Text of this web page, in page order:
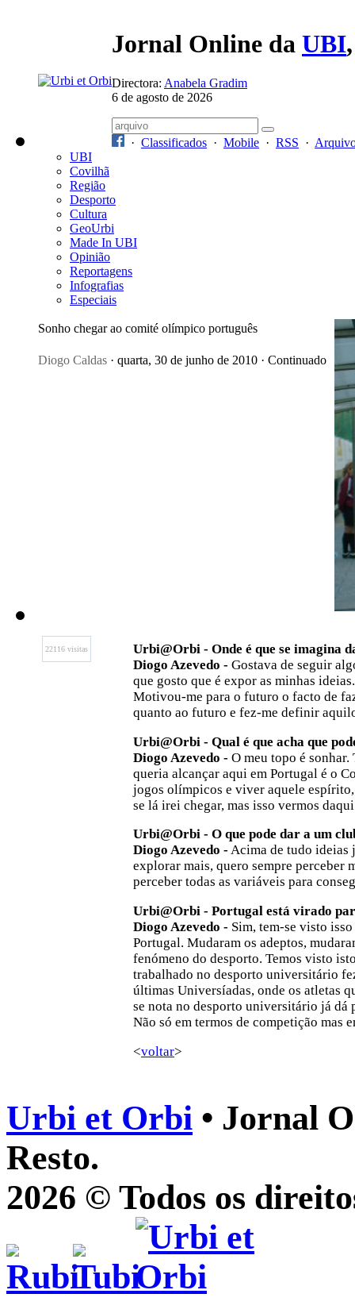
Jornal Online da UBI
Directora: Anabela Gradim
6 de agosto de 2026
· Classificados · Mobile · RSS ·
UBI
Covilhã
Região
Desporto
Cultura
GeoUrbi
Made In UBI
Opinião
Reportagens
Infografias
Especiais
Sonho chegar ao comité olímpico português
Diogo Caldas · quarta, 30 de junho de 2010 · Continuado
22116 visitas
Urbi@Orbi - Onde é que se imagina
Diogo Azevedo - Gostava de seguir
que gosto que é expor as minhas
Motivou-me para o futuro o facto de
quanto ao futuro e fez-me definir
Urbi@Orbi - Qual é que acha que
Diogo Azevedo - O meu topo é
queria alcançar aqui em Portugal é o
jogos olímpicos e viver aquele
se lá irei chegar, mas isso vermos
Urbi@Orbi - O que pode dar a um
Diogo Azevedo - Acima de tudo ideias
explorar mais, quero sempre perceber
perceber todas as variáveis para
Urbi@Orbi - Portugal está virado
Diogo Azevedo - Sim, tem-se visto
Portugal. Mudaram os adeptos,
fenómeno do desporto. Temos visto
trabalhado no desporto universitário
últimas Universíadas, onde os atletas
se nota no desporto universitário já dá
Não só em termos de competição mas
<voltar>
Urbi et Orbi • Jornal
Resto.
2026 © Todos os